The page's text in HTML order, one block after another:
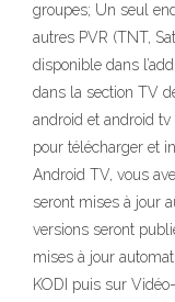
groupes; Un seul
autres PVR (TNT,
disponible dans
dans la section TV
android et android
pour télécharger et
Android TV, vous
seront mises à jour
versions seront
mises à jour
KODI puis sur